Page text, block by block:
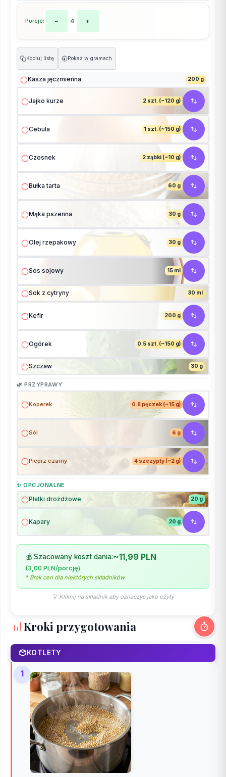
Porcje: − 4 +
Kopiuj listę g Pokaż w gramach
Kasza jęczmienna 200 g
Jajko kurze 2 szt. (~120 g)
Cebula 1 szt. (~150 g)
Czosnek 2 ząbki (~10 g)
Bułka tarta 60 g
Mąka pszenna 30 g
Olej rzepakowy 30 g
Sos sojowy 15 ml
Sok z cytryny 30 ml
Kefir 200 g
Ogórek 0.5 szt. (~150 g)
Szczaw 30 g
🌿 PRZYPRAWY
Koperek 0.8 pęczek (~15 g)
Sól 6 g
Pieprz czarny 4 szczypty (~2 g)
✨ OPCJONALNE
Płatki drożdżowe 20 g
Kapary 20 g
💰 Szacowany koszt dania:~11,99 PLN
(3,00 PLN/porcję)
* Brak cen dla niektórych składników
💡 Kliknij na składnik aby oznaczyć jako użyty
Kroki przygotowania
KOTLETY
1